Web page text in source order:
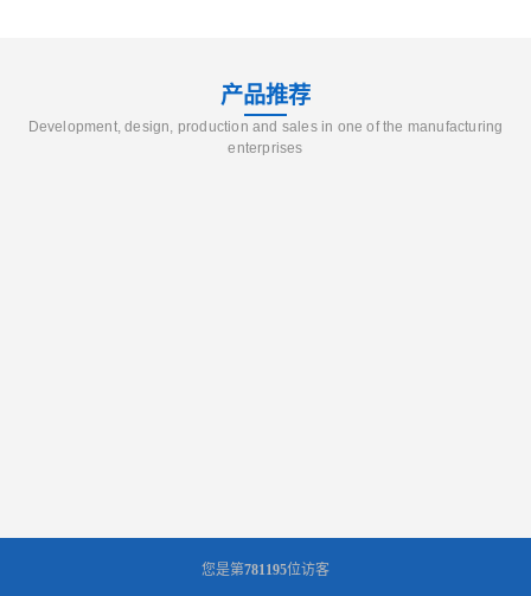
产品推荐
Development, design, production and sales in one of the manufacturing
enterprises
您是第781195位访客